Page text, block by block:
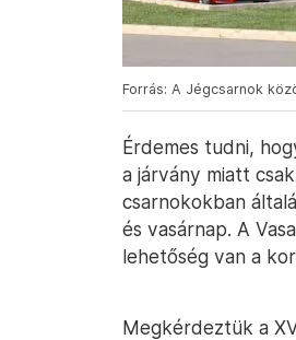
Forrás: A Jégcsarnok
Érdemes tudni,
a járvány miatt
csarnokokban
és vasárnap. A
lehetőség van a
Megkérdeztük a